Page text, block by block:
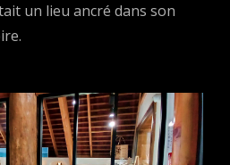
un lieu ancré dans son